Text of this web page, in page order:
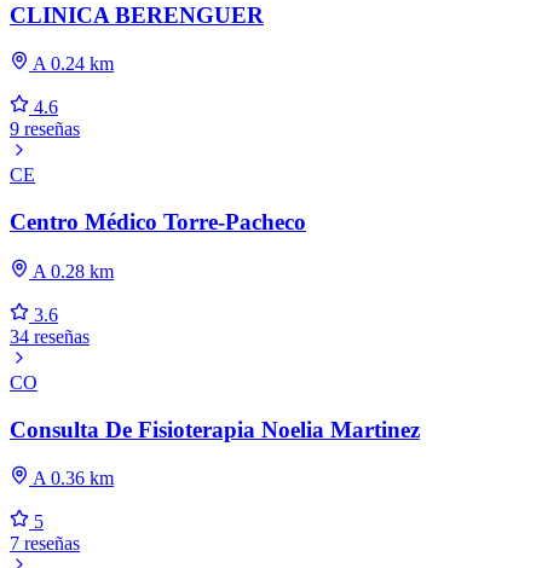
CLINICA BERENGUER
A 0.24 km
4.6
9 reseñas
CE
Centro Médico Torre-Pacheco
A 0.28 km
3.6
34 reseñas
CO
Consulta De Fisioterapia Noelia Martinez
A 0.36 km
5
7 reseñas